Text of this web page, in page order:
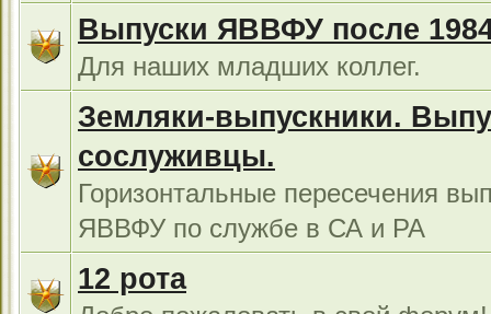
Выпуски ЯВВФУ после
Для наших младших коллег.
Земляки-выпускники.
сослуживцы.
Горизонтальные пересечения
ЯВВФУ по службе в СА и РА
12 рота